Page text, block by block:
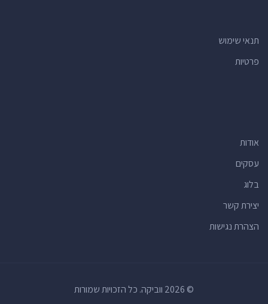
תנאי שימוש
פרטיות
אודות
עסקים
בלוג
יצירת קשר
הצהרת נגישות
© 2026 ווביקה. כל הזכויות שמורות